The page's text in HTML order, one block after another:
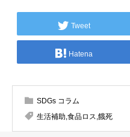
Tweet
Hatena
SDGs コラム
生活補助,食品ロス,餓死